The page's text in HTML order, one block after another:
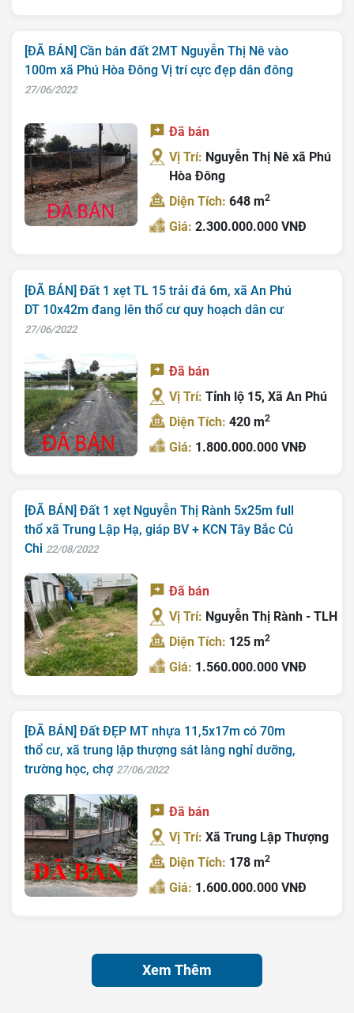
[ĐÃ BÁN] Cần bán đất 2MT Nguyễn Thị Nê vào
100m xã Phú Hòa Đông Vị trí cực đẹp dân đông
27/06/2022
Đã bán
Vị Trí: Nguyễn Thị Nê xã Phú
Hòa Đông
Diện Tích:648 m2
Giá:2.300.000.000 VNĐ
[ĐÃ BÁN] Đất 1 xẹt TL 15 trải đá 6m, xã An Phú
DT 10x42m đang lên thổ cư quy hoạch dân cư
27/06/2022
Đã bán
Vị Trí:Tỉnh lộ 15, Xã An Phú
Diện Tích:420 m2
Giá: 1.800.000.000 VNĐ
[ĐÃ BÁN] Đất 1 xẹt Nguyễn Thị Rành 5x25m full
thổ xã Trung Lập Hạ, giáp BV + KCN Tây Bắc Củ
Chi 22/08/2022
Đã bán
Vị Trí: Nguyễn Thị Rành - TLH
Diện Tích: 125 m2
Giá: 1.560.000.000 VNĐ
[ĐÃ BÁN] Đất ĐẸP MT nhựa 11,5x17m có 70m
thổ cư, xã trung lập thượng sát làng nghỉ dưỡng,
trường học, chợ 27/06/2022
Đã bán
Vị Trí:Xã Trung Lập Thượng
Diện Tích: 178 m2
Giá: 1.600.000.000 VNĐ
Xem Thêm